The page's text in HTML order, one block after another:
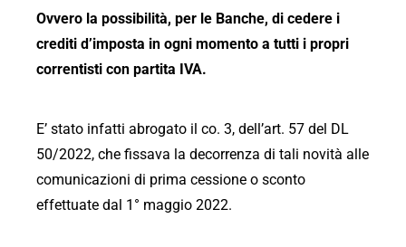
Ovvero la possibilità, per le Banche, di cedere i
crediti d’imposta in ogni momento a tutti i propri
correntisti con partita IVA.
E’ stato infatti abrogato il co. 3, dell’art. 57 del DL
50/2022, che fissava la decorrenza di tali novità alle
comunicazioni di prima cessione o sconto
effettuate dal 1° maggio 2022.